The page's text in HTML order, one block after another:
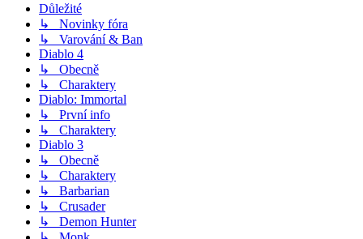
Důležité
↳ Novinky fóra
↳ Varování & Ban
Diablo 4
↳ Obecně
↳ Charaktery
Diablo: Immortal
↳ První info
↳ Charaktery
Diablo 3
↳ Obecně
↳ Charaktery
↳ Barbarian
↳ Crusader
↳ Demon Hunter